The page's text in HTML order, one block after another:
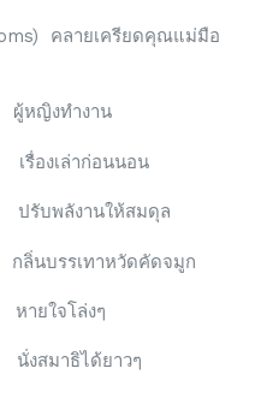
คลายเครียดคุณแม่มือ
ญิงทำงาน
เล่าก่อนนอน
พลังานให้สมดุล
รเทาหวัดคัดจมูก
จโล่งๆ
าธิได้ยาวๆ